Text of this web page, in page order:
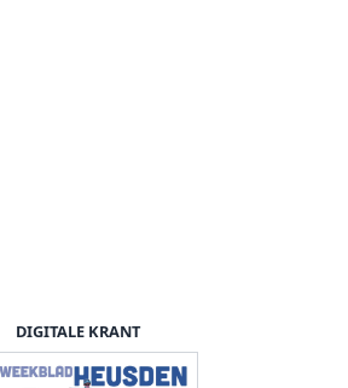
DIGITALE KRANT